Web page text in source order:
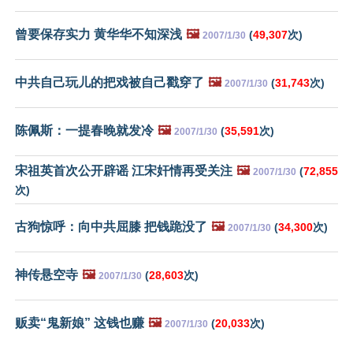
曾要保存实力 黄华华不知深浅 🖼️ 2007/1/30 (49,307次)
中共自己玩儿的把戏被自己戳穿了 🖼️ 2007/1/30 (31,743次)
陈佩斯：一提春晚就发冷 🖼️ 2007/1/30 (35,591次)
宋祖英首次公开辟谣 江宋奸情再受关注 🖼️ 2007/1/30 (72,855
次)
古狗惊呼：向中共屈膝 把钱跪没了 🖼️ 2007/1/30 (34,300次)
神传悬空寺 🖼️ 2007/1/30 (28,603次)
贩卖“鬼新娘” 这钱也赚 🖼️ 2007/1/30 (20,033次)